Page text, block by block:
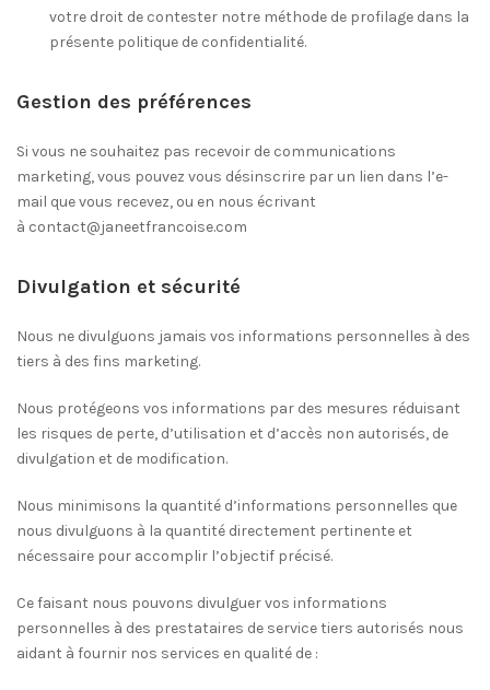
votre droit de contester notre méthode de profilage dans la
présente politique de confidentialité.
Gestion des préférences
Si vous ne souhaitez pas recevoir de communications
marketing, vous pouvez vous désinscrire par un lien dans l’e-
mail que vous recevez, ou en nous écrivant
à contact@janeetfrancoise.com
Divulgation et sécurité
Nous ne divulguons jamais vos informations personnelles à des
tiers à des fins marketing.
Nous protégeons vos informations par des mesures réduisant
les risques de perte, d’utilisation et d’accès non autorisés, de
divulgation et de modification.
Nous minimisons la quantité d’informations personnelles que
nous divulguons à la quantité directement pertinente et
nécessaire pour accomplir l’objectif précisé.
Ce faisant nous pouvons divulguer vos informations
personnelles à des prestataires de service tiers autorisés nous
aidant à fournir nos services en qualité de :